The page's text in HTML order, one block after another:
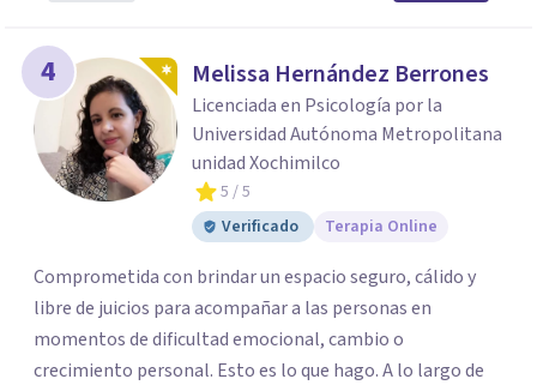
4 Melissa Hernández Berrones
Licenciada en Psicología por la
Universidad Autónoma Metropolitana
unidad Xochimilco
5 / 5
Verificado
Terapia Online
Comprometida con brindar un espacio seguro, cálido y
libre de juicios para acompañar a las personas en
momentos de dificultad emocional, cambio o
crecimiento personal. Esto es lo que hago. A lo largo de